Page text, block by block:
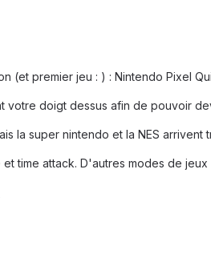
(et premier jeu : ) : Nintendo Pixel
doigt dessus afin de pouvoir
la super nintendo et la NES arrivent
time attack. D'autres modes de jeux